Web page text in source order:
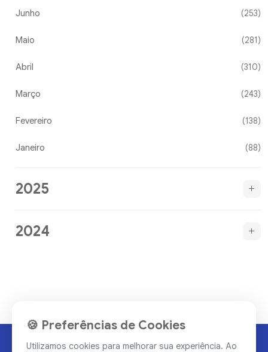
Junho (253)
Maio (281)
Abril (310)
Março (243)
Fevereiro (138)
Janeiro (88)
2025
2024
🍪 Preferências de Cookies
Utilizamos cookies para melhorar sua experiência. Ao